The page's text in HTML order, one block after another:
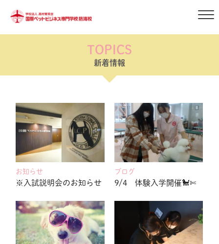
TOPICS
新着情報
お知らせ
※入試説明会のお知らせ
ブログ
9/4 体験入学開催🐩✄